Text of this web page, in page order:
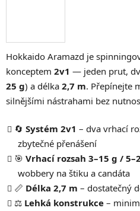
Hokkaido Aramazd je
konceptem 2v1 — jeden prut,
25 g) a délka 2,7 m. Přepínejte
silnějšími nástrahami bez
🔄 Systém 2v1 – dva vrhací
zbytečné přenášení
🎯 Vrhací rozsah 3–15 g /
wobbery na štiku a candáta
📏 Délka 2,7 m – dostatečný
⚖️ Lehká konstrukce –